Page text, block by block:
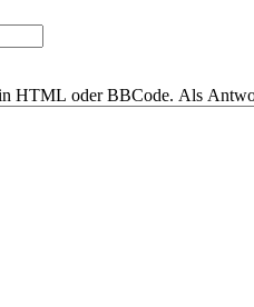
HTML oder BBCode. Als